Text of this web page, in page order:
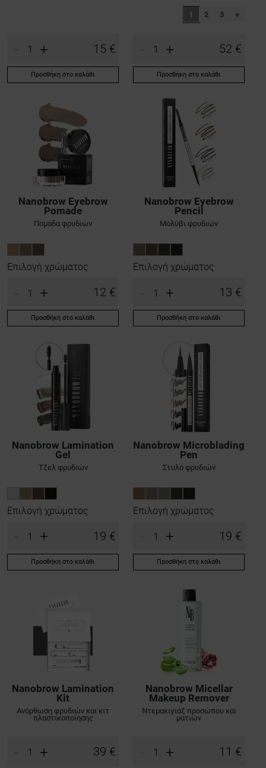
15 €
+
Προσθήκη στο καλάθι
1 2 3 +
52 €
+
Προσθήκη στο καλάθι
Nanobrow Eyebrow
Pomade
Πομάδα φρυδιών
Επιλογή χρώματος
12 €
+
Προσθήκη στο καλάθι
Nanobrow Eyebrow
Pencil
Μολύβι φρυδιών
Επιλογή χρώματος
13 €
+
Προσθήκη στο καλάθι
Nanobrow Lamination
Gel
Τζελ φρυδιών
Επιλογή χρώματος
19 €
+
Προσθήκη στο καλάθι
Nanobrow Microblading
Pen
Στυλό φρυδιών
Επιλογή χρώματος
19 €
+
Προσθήκη στο καλάθι
Nanobrow Lamination
Kit
Ανόρθωση φρυδιών και κιτ
πλαστικοποίησης
39 €
+
Nanobrow Micellar
Makeup Remover
Ντεμακιγιάζ προσώπου και
ματιών
11 €
+